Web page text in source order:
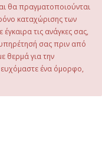
θα πραγματοποιούνται
καταχώρισης των
τις ανάγκες σας,
σας πριν από
θερμά για την
ευχόμαστε ένα όμορφο,